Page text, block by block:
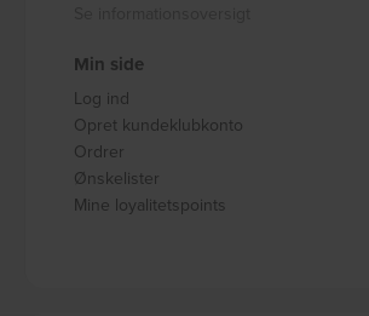
Min side
Log ind
Opret kundeklubkonto
Ordrer
Ønskelister
Mine loyalitetspoints